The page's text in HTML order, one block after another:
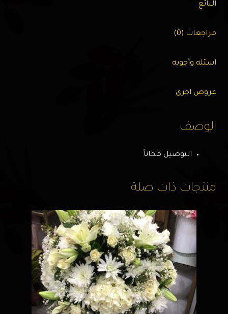
البائع
مراجعات (0)
اسئله وأجوبه
عروض اخرى
الوصف
التوصيل مجاناً
منتجات ذات صلة